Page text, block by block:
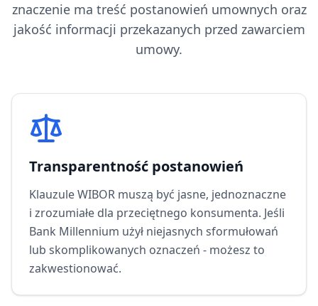
znaczenie ma treść postanowień umownych oraz
jakość informacji przekazanych przed zawarciem
umowy.
Transparentność postanowień
Klauzule WIBOR muszą być jasne, jednoznaczne
i zrozumiałe dla przeciętnego konsumenta. Jeśli
Bank Millennium użył niejasnych sformułowań
lub skomplikowanych oznaczeń - możesz to
zakwestionować.